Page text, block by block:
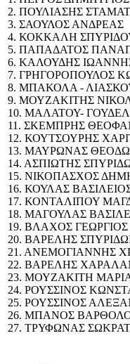
2. ΠΟΥΛΙΑΣΗΣ
3. ΣΑΟΥΛΟΣ ΑΝΔΡΕΑΣ
4. ΚΟΚΚΑΛΗ
5. ΠΑΠΑΔΑΤΟΣ
6. ΚΑΛΟΥΔΗΣ
7. ΓΡΗΓΟΡΟΠΟΥΛΟΣ
8. ΜΠΑΚΟΛΑ -
9. ΜΟΥΖΑΚΙΤΗΣ
10. ΜΑΛΑΤΟΥ-
11. ΣΚΕΜΠΡΗΣ
12. ΚΟΥΤΣΟΥΡΗΣ
13. ΜΑΥΡΩΝΑΣ
14. ΑΣΠΙΩΤΗΣ
15. ΝΙΚΟΠΑΣΧΟΣ
16. ΚΟΥΛΑΣ
17. ΚΟΝΤΑΛΙΠΟΥ
18. ΜΑΓΟΥΛΑΣ
19. ΒΛΑΧΟΣ ΓΕΩΡΓΙΟΣ
20. ΒΑΡΕΛΗΣ
21. ΑΝΕΜΟΓΙΑΝΝΗΣ
22. ΒΑΡΕΛΗΣ
23. ΜΟΥΖΑΚΙΤΗ
24. ΡΟΥΣΣΙΝΟΣ
25. ΡΟΥΣΣΙΝΟΣ
26. ΜΠΑΝΟΣ
27. ΤΡΥΦΩΝΑΣ